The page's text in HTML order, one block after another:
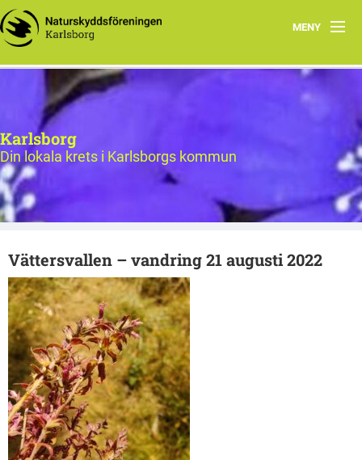
MENY
Bildgalleri
Styrelse för Naturskyddsföreningen i Karlsborg
Program
Om oss
Föreningsdokument
Karlsborg
Din lokala krets i Karlsborgs kommun
Vättersvallen – vandring 21 augusti 2022